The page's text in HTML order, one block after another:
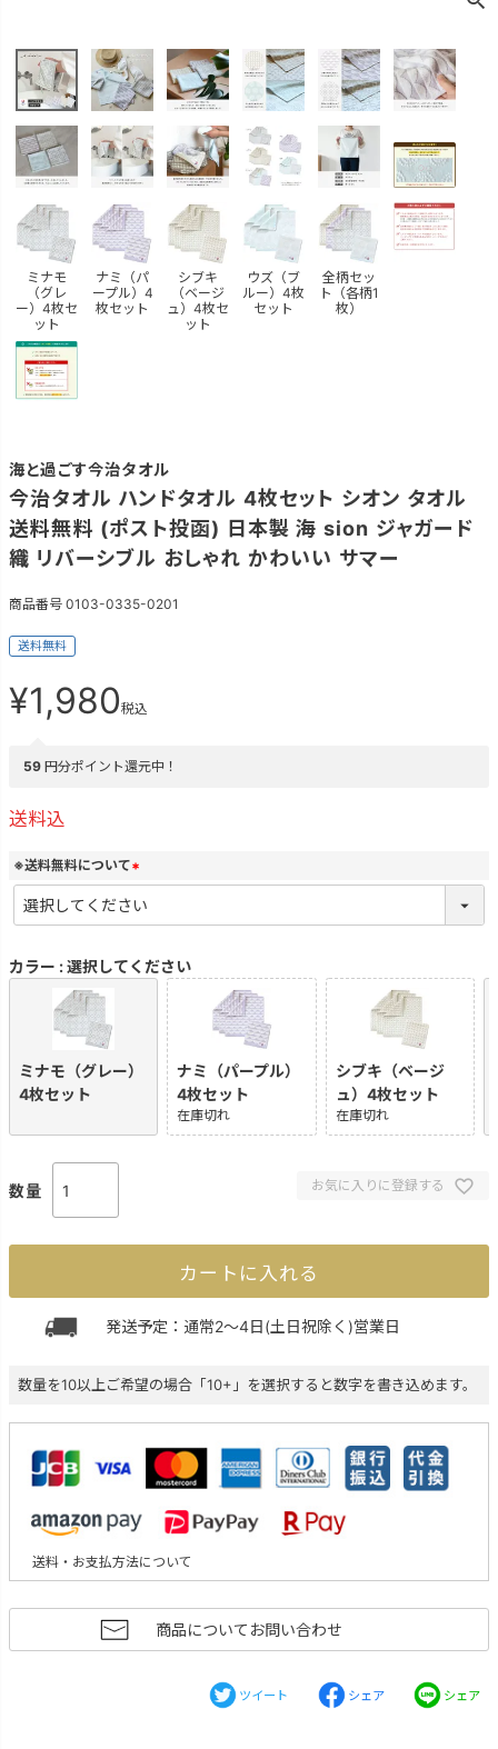
ミナモ
（グレ
ー）4枚セ
ット
ナミ（パ
ープル）4
枚セット
シブキ
（ベージ
ュ）4枚セ
ット
ウズ（ブ
ルー）4枚
セット
全柄セッ
ト（各柄1
枚）
海と過ごす今治タオル
今治タオル ハンドタオル 4枚セット シオン タオル
送料無料 (ポスト投函) 日本製 海 sion ジャガード
織 リバーシブル おしゃれ かわいい サマー
商品番号 0103-0335-0201
送料無料
¥1,980税込
59 円分ポイント還元中！
送料込
※送料無料について
(
必
須
カラー 選択してください
ミナモ（グレー）
4枚セット
ナミ（パープル）
4枚セット
在庫切れ
シブキ（ベージ
ュ）4枚セット
在庫切れ
お気に入りに登録する
カートに入れる
発送予定：通常2～4日(土日祝除く)営業日
数量を10以上ご希望の場合「10+」を選択すると数字を書き込めます。
送料・お支払方法について
商品についてお問い合わせ
ツイート シェア シェア